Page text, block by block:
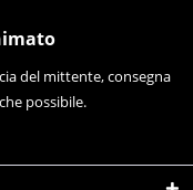
del mittente, consegna
possibile.